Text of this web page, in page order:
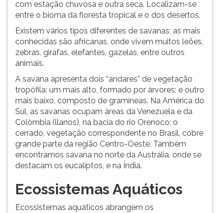
com estação chuvosa e outra seca. Localizam-se
entre o bioma da floresta tropical e o dos desertos.
Existem vários tipos diferentes de savanas; as mais
conhecidas são africanas, onde vivem muitos leões,
zebras, girafas, elefantes, gazelas, entre outros
animais.
A savana apresenta dois “andares” de vegetação
tropófila: um mais alto, formado por árvores; e outro
mais baixo, composto de gramíneas. Na América do
Sul, as savanas ocupam áreas da Venezuela e da
Colômbia (llanos), na bacia do rio Orenoco; o
cerrado, vegetação correspondente no Brasil, cobre
grande parte da região Centro-Oeste. Também
encontramos savana no norte da Austrália, onde se
destacam os eucaliptos, e na Índia.
Ecossistemas Aquáticos
Ecossistemas aquáticos abrangem os